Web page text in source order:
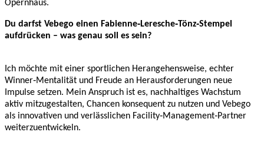
Opernhaus.
Du darfst Vebego einen Fabienne‑Leresche‑Tönz‑Stempel
aufdrücken – was genau soll es sein?
Ich möchte mit einer sportlichen Herangehensweise, echter
Winner‑Mentalität und Freude an Herausforderungen neue
Impulse setzen. Mein Anspruch ist es, nachhaltiges Wachstum
aktiv mitzugestalten, Chancen konsequent zu nutzen und Vebego
als innovativen und verlässlichen Facility‑Management‑Partner
weiterzuentwickeln.